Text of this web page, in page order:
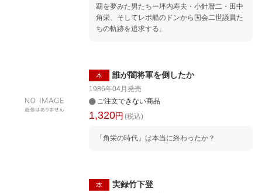
覇を夢みた男たちー坪内寿夫・小針暦二・田中
角栄、そしてレポ船のドンから国会二世議員た
ちの軌跡を追求する。
本 誰が闇将軍を倒したか
1986年04月 発売
ご注文できない商品
1,320円 (税込)
「角栄の時代」は本当に終わったか？
本 実録竹下登